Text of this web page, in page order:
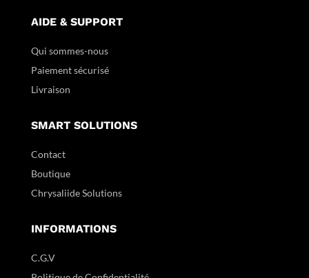
AIDE & SUPPORT
Qui sommes-nous
Paiement sécurisé
Livraison
SMART SOLUTIONS
Contact
Boutique
Chrysaliide Solutions
INFORMATIONS
C.G.V